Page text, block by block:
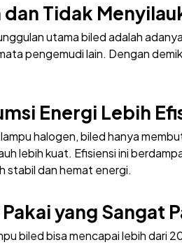
dan Tidak
utama biled adalah
pengemudi lain. Dengan
Energi Lebih
halogen, biled hanya
lebih kuat. Efisiensi ini
stabil dan hemat energi.
yang Sangat
biled bisa mencapai lebih dari